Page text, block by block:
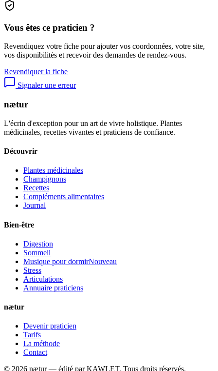
Vous êtes ce praticien ?
Revendiquez votre fiche pour ajouter vos coordonnées, votre site,
vos disponibilités et recevoir des demandes de rendez-vous.
Revendiquer la fiche
Signaler une erreur
nætur
L'écrin d'exception pour un art de vivre holistique. Plantes
médicinales, recettes vivantes et praticiens de confiance.
Découvrir
Plantes médicinales
Champignons
Recettes
Compléments alimentaires
Journal
Bien-être
Digestion
Sommeil
Musique pour dormirNouveau
Stress
Articulations
Annuaire praticiens
nætur
Devenir praticien
Tarifs
La méthode
Contact
© 2026 nætur — édité par KAWLET. Tous droits réservés.